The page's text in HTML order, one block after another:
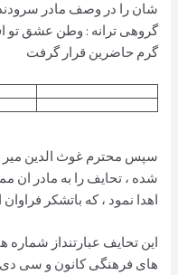
شان را در وصف مادر سرودند
گروهی ترانه : وطن عشق تو
گرم حاضرین قرار گرفت
سپس محترم غوث الدین میر به
شده ، تحایف را به مادر ان
اهدا نمود ، که باتشکر
این تحایف عبارتنداز شماره
های فرهنگی کانون و سی دی